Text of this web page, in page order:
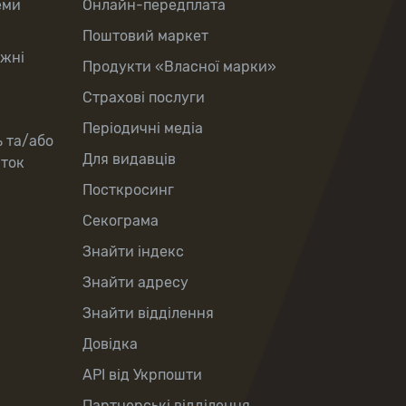
та/або
Онлайн-передплата
Поштовий маркет
Продукти «Власної марки»
Страхові послуги
Періодичні медіа
Для видавців
Посткросинг
Секограма
Знайти індекс
Знайти адресу
Знайти відділення
Довідка
API від Укрпошти